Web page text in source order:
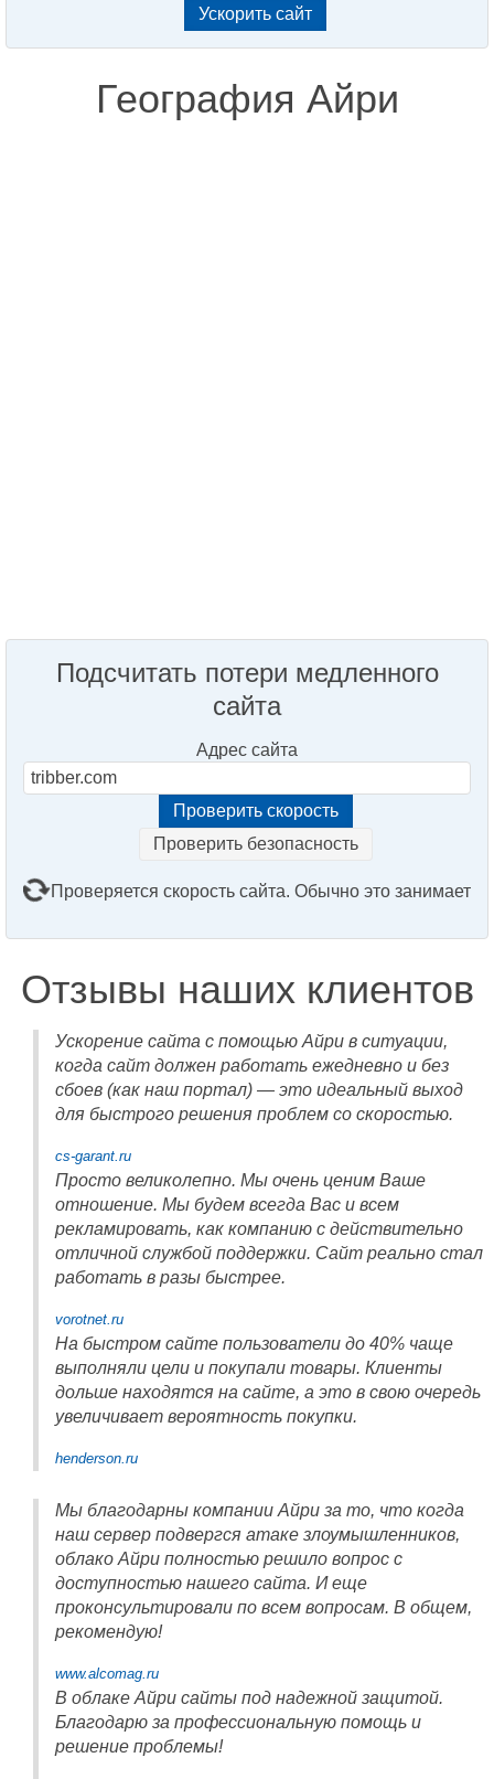
География Айри
Подсчитать потери медленного
сайта
Адрес сайта
Проверить безопасность
Проверяется скорость сайта. Обычно это занимает
Отзывы наших клиентов
Ускорение сайта с помощью Айри в ситуации,
когда сайт должен работать ежедневно и без
сбоев (как наш портал) — это идеальный выход
для быстрого решения проблем со скоростью.
cs-garant.ru
Просто великолепно. Мы очень ценим Ваше
отношение. Мы будем всегда Вас и всем
рекламировать, как компанию с действительно
отличной службой поддержки. Сайт реально стал
работать в разы быстрее.
vorotnet.ru
На быстром сайте пользователи до 40% чаще
выполняли цели и покупали товары. Клиенты
дольше находятся на сайте, а это в свою очередь
увеличивает вероятность покупки.
henderson.ru
Мы благодарны компании Айри за то, что когда
наш сервер подвергся атаке злоумышленников,
облако Айри полностью решило вопрос с
доступностью нашего сайта. И еще
проконсультировали по всем вопросам. В общем,
рекомендую!
www.alcomag.ru
В облаке Айри сайты под надежной защитой.
Благодарю за профессиональную помощь и
решение проблемы!